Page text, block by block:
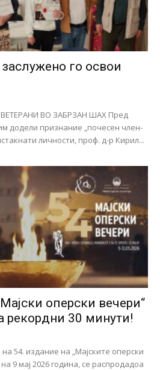
заслужено го освои
ВО ЗАБРЗАН ШАХ Пред
додели признание „почесен член-
личности, проф. д-р Кирил...
оперски вечери“
рекордни 30 минути!
54. издание на „Мајските оперски
9 мај 2026 година, се распродадоа